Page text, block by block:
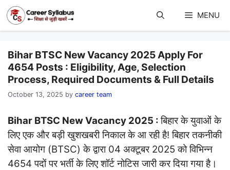
content
MENU
Bihar BTSC New Vacancy 2025 Apply For
4654 Posts : Eligibility, Age, Selection
Process, Required Documents & Full Details
October 13, 2025 by career team
Bihar BTSC New Vacancy 2025 :बिहार के युवाओं के
लिए एक और बड़ी खुशखबरी निकाल के आ रही है! बिहार तकनीकी
सेवा आयोग (BTSC) के द्वारा 04 अक्टूबर 2025 को विभिन्न
4654 पदों पर भर्ती के लिए शॉर्ट नोटिस जारी कर दिया गया है।